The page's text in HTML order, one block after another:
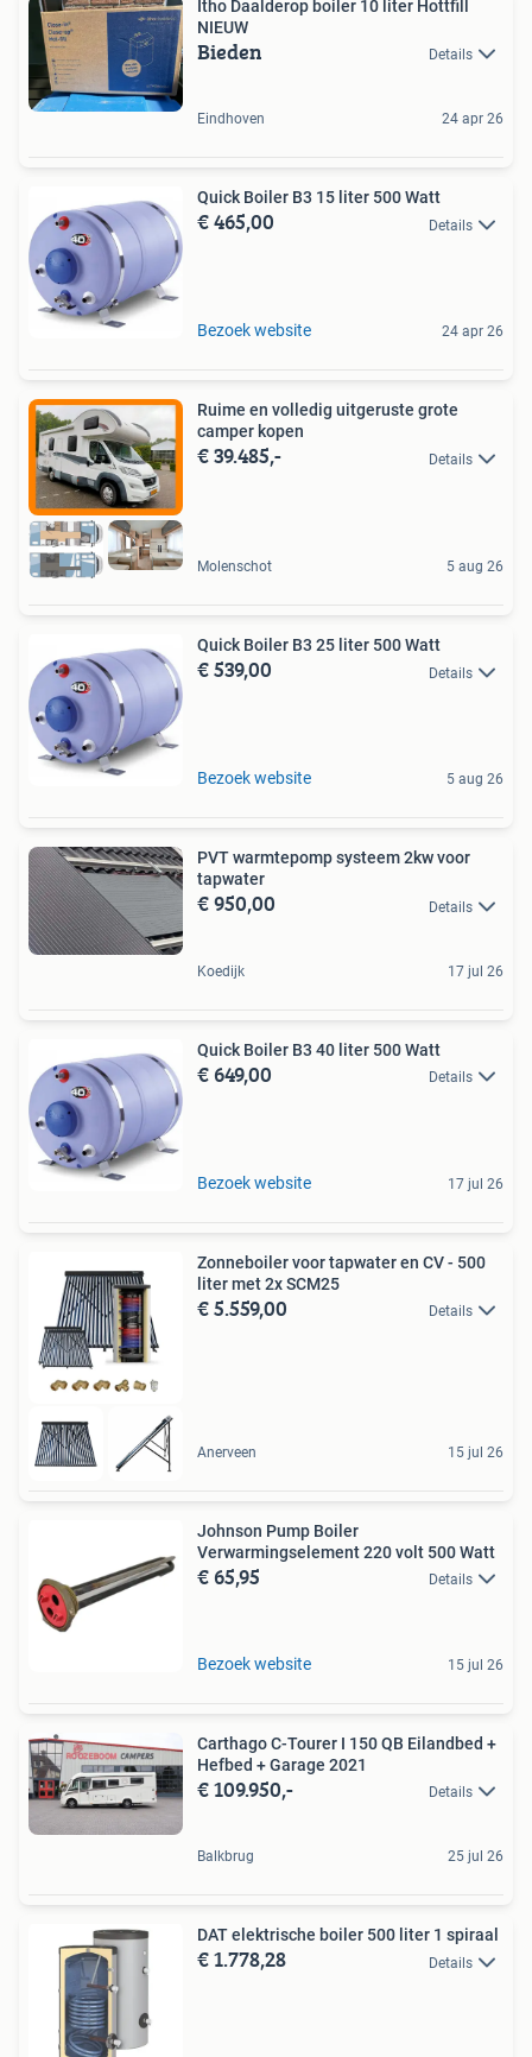
Itho Daalderop boiler 10 liter Hottfill
NIEUW
Bieden Details
Eindhoven 24 apr 26
Quick Boiler B3 15 liter 500 Watt
€ 465,00 Details
Bezoek website 24 apr 26
Ruime en volledig uitgeruste grote
camper kopen
€ 39.485,- Details
Molenschot 5 aug 26
Quick Boiler B3 25 liter 500 Watt
€ 539,00 Details
Bezoek website 5 aug 26
PVT warmtepomp systeem 2kw voor
tapwater
€ 950,00 Details
Koedijk 17 jul 26
Quick Boiler B3 40 liter 500 Watt
€ 649,00 Details
Bezoek website 17 jul 26
Zonneboiler voor tapwater en CV - 500
liter met 2x SCM25
€ 5.559,00 Details
Anerveen 15 jul 26
Johnson Pump Boiler
Verwarmingselement 220 volt 500 Watt
€ 65,95 Details
Bezoek website 15 jul 26
Carthago C-Tourer I 150 QB Eilandbed +
Hefbed + Garage 2021
€ 109.950,- Details
Balkbrug 25 jul 26
DAT elektrische boiler 500 liter 1 spiraal
€ 1.778,28 Details